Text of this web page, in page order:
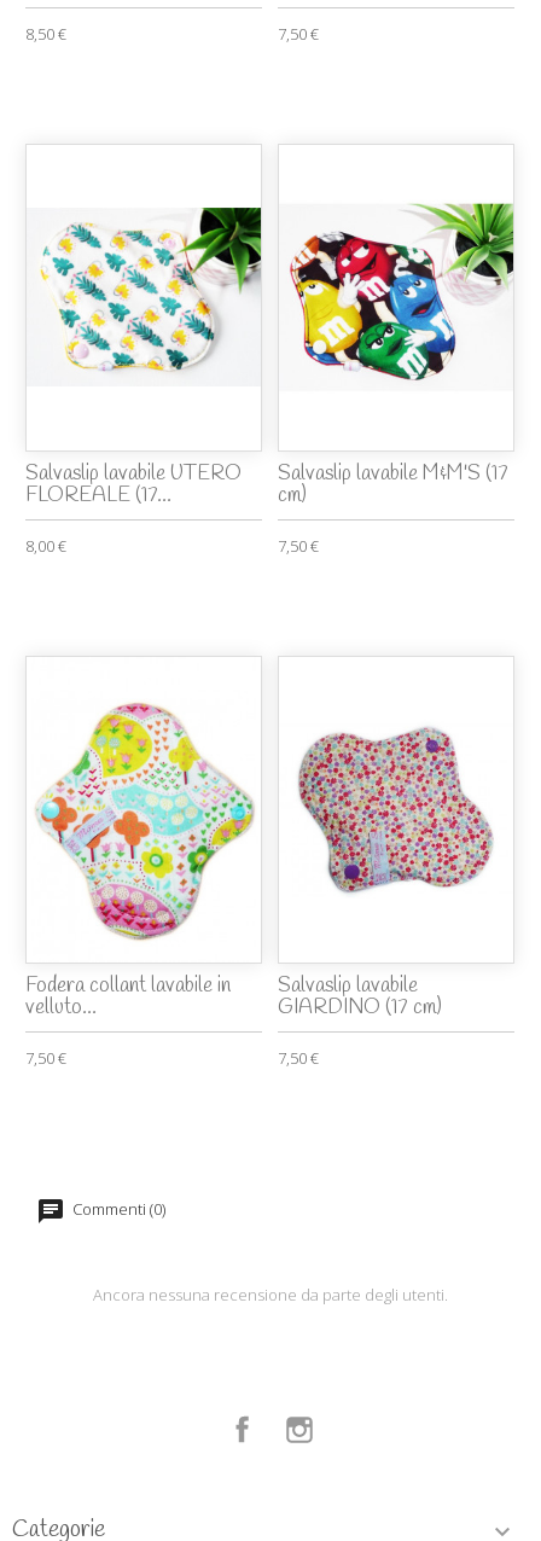
8,50 € 7,50 €
Salvaslip lavabile UTERO
FLOREALE (17...
8,00 €
Salvaslip lavabile M&M'S (17
cm)
7,50 €
Fodera collant lavabile in
velluto...
7,50 €
Salvaslip lavabile
GIARDINO (17 cm)
7,50 €
Commenti (0)
Ancora nessuna recensione da parte degli utenti.
Facebook
Categorie 